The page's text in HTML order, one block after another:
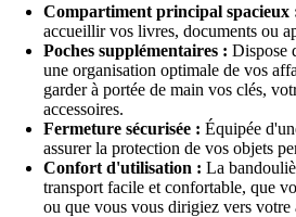
Compartiment principal spacieux
accueillir vos livres, documents ou
Poches supplémentaires : Dispose
une organisation optimale de vos
garder à portée de main vos clés,
accessoires.
Fermeture sécurisée : Équipée
assurer la protection de vos objets
Confort d'utilisation : La
transport facile et confortable, que
ou que vous vous dirigiez vers